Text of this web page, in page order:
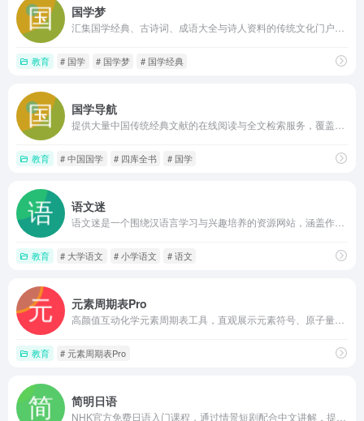
国学梦
教育 # 国学 # 国学梦 # 国学经典
国学导航
教育 # 中国国学 # 四库全书 # 国学
语文迷
教育 # 大学语文 # 小学语文 # 语文
元素周期表Pro
教育 # 元素周期表Pro
简明日语